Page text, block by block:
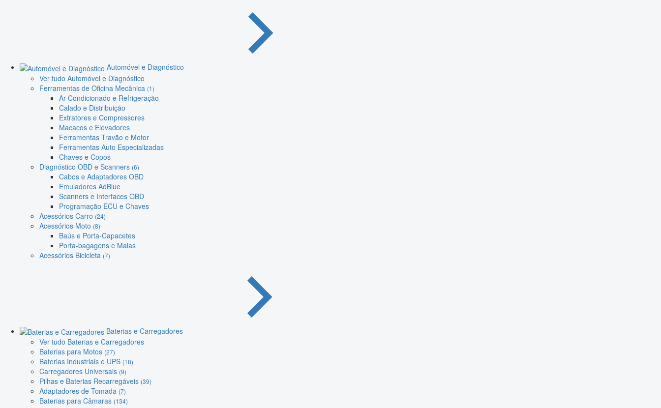
Automóvel e Diagnóstico
Ver tudo Automóvel e Diagnóstico
Ferramentas de Oficina Mecânica (1)
Ar Condicionado e Refrigeração
Calado e Distribuição
Extratores e Compressores
Macacos e Elevadores
Ferramentas Travão e Motor
Ferramentas Auto Especializadas
Chaves e Copos
Diagnóstico OBD e Scanners (6)
Cabos e Adaptadores OBD
Emuladores AdBlue
Scanners e Interfaces OBD
Programação ECU e Chaves
Acessórios Carro (24)
Acessórios Moto (8)
Baús e Porta-Capacetes
Porta-bagagens e Malas
Acessórios Bicicleta (7)
Baterias e Carregadores
Ver tudo Baterias e Carregadores
Baterias para Motos (27)
Baterias Industriais e UPS (18)
Carregadores Universais (9)
Pilhas e Baterias Recarregáveis (39)
Adaptadores de Tomada (7)
Baterias para Câmaras (134)